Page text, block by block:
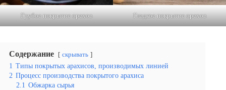
Грубое покрытие орехов Гладкое покрытие орехов
Содержание скрывать
1 Типы покрытых арахисов, производимых линией
2 Процесс производства покрытого арахиса
2.1 Обжарка сырья